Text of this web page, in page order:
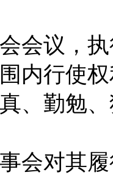
会议，
内行使
、勤勉
会对其